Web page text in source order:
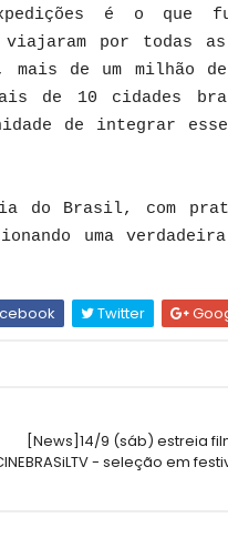
é o que
por todas as
de um milhão
de 10 cidades
de integrar
do Brasil, com
uma
Twitter
[News]14/9 (sáb) estreia
- seleção em